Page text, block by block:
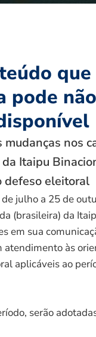
que
pode
mudanças nos
da Itaipu
defeso eleitoral
julho a 25 de
(brasileira) da
em sua
às
aplicáveis ao
serão